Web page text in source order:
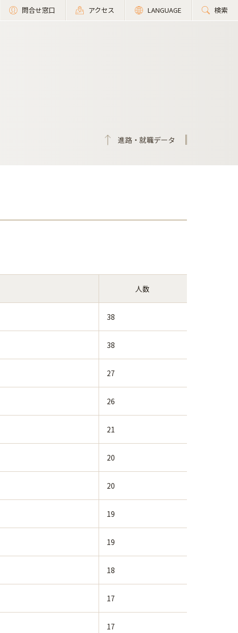
問合せ窓口 アクセス LANGUAGE 検索
進路・就職データ
人数
38
38
27
26
21
20
20
19
19
18
17
17